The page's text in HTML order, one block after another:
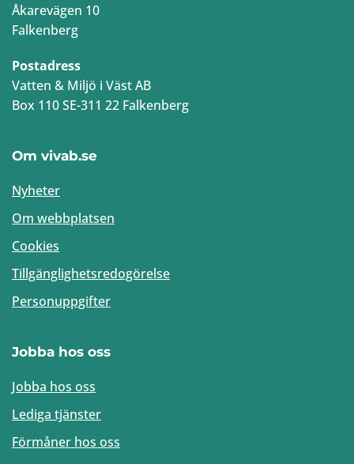
Åkarevägen 10
Falkenberg
Postadress
Vatten & Miljö i Väst AB
Box 110 SE-311 22 Falkenberg
Om vivab.se
Nyheter
Om webbplatsen
Cookies
Tillgänglighetsredogörelse
Personuppgifter
Jobba hos oss
Jobba hos oss
Lediga tjänster
Förmåner hos oss